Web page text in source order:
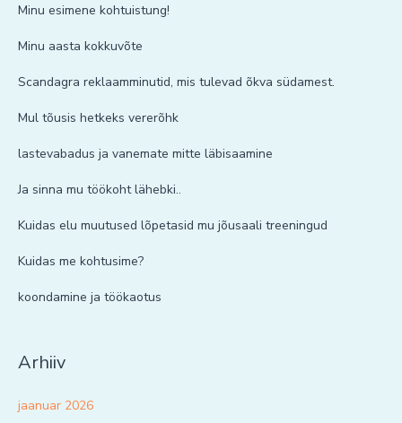
Minu esimene kohtuistung!
Minu aasta kokkuvõte
Scandagra reklaamminutid, mis tulevad õkva südamest.
Mul tõusis hetkeks vererõhk
lastevabadus ja vanemate mitte läbisaamine
Ja sinna mu töökoht lähebki..
Kuidas elu muutused lõpetasid mu jõusaali treeningud
Kuidas me kohtusime?
koondamine ja töökaotus
Arhiiv
jaanuar 2026